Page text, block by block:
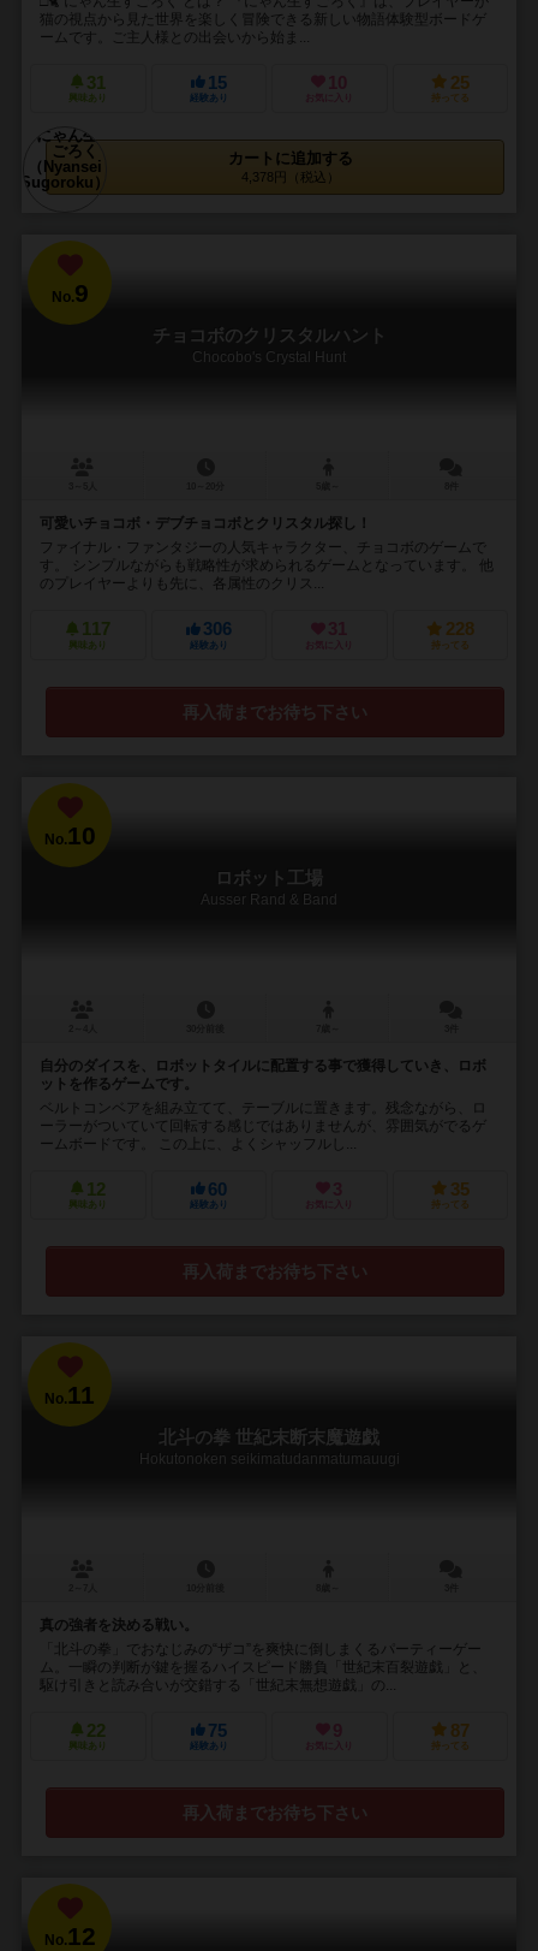
猫の視点から見た世界を楽しく冒険できる新しい物語体験型ボードゲ
ームです。ご主人様との出会いから始ま...
31
興味あり
15
経験あり
10
お気に入り
25
持ってる
カートに追加する
4,378円（税込）
No.9
チョコボのクリスタルハント
Chocobo's Crystal Hunt
可愛いチョコボ・デブチョコボとクリスタル探し！
ファイナル・ファンタジーの人気キャラクター、チョコボのゲームで
す。 シンプルながらも戦略性が求められるゲームとなっています。 他
のプレイヤーよりも先に、各属性のクリス...
117
興味あり
306
経験あり
31
お気に入り
228
持ってる
再入荷までお待ち下さい
No. 10
ロボット工場
Ausser Rand & Band
自分のダイスを、ロボットタイルに配置する事で獲得していき、ロボ
ットを作るゲームです。
ベルトコンベアを組み立てて、テーブルに置きます。残念ながら、ロ
ーラーがついていて回転する感じではありませんが、雰囲気がでるゲ
ームボードです。 この上に、よくシャッフルし...
12
興味あり
60
経験あり
3
お気に入り
35
持ってる
再入荷までお待ち下さい
No.11
北斗の拳 世紀末断末魔遊戯
Hokutonoken seikimatudanmatumauugi
真の強者を決める戦い。
「北斗の拳」でおなじみの“ザコ”を爽快に倒しまくるパーティーゲー
ム。一瞬の判断が鍵を握るハイスピード勝負「世紀末百裂遊戯」と、
駆け引きと読み合いが交錯する「世紀末無想遊戯」の...
22
興味あり
75
経験あり
9
お気に入り
87
持ってる
再入荷までお待ち下さい
No.12